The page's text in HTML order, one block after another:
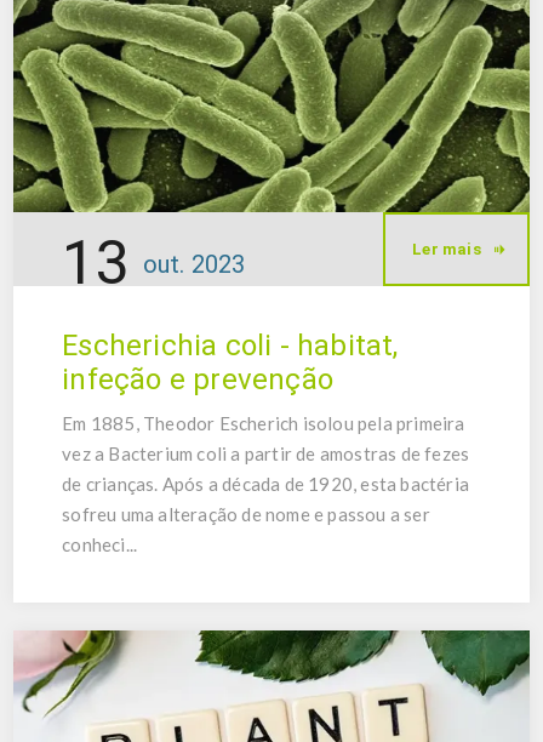
13 out. 2023
Ler mais
Escherichia coli - habitat,
infeção e prevenção
Em 1885, Theodor Escherich isolou pela primeira
vez a Bacterium coli a partir de amostras de fezes
de crianças. Após a década de 1920, esta bactéria
sofreu uma alteração de nome e passou a ser
conheci...